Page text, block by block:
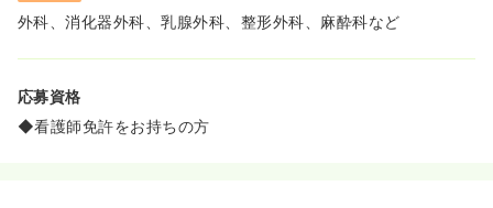
外科、消化器外科、乳腺外科、整形外科、麻酔科など
応募資格
◆看護師免許をお持ちの方